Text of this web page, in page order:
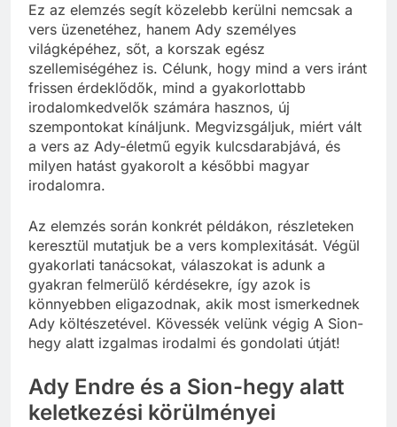
Ez az elemzés segít közelebb kerülni nemcsak a
vers üzenetéhez, hanem Ady személyes
világképéhez, sőt, a korszak egész
szellemiségéhez is. Célunk, hogy mind a vers iránt
frissen érdeklődők, mind a gyakorlottabb
irodalomkedvelők számára hasznos, új
szempontokat kínáljunk. Megvizsgáljuk, miért vált
a vers az Ady-életmű egyik kulcsdarabjává, és
milyen hatást gyakorolt a későbbi magyar
irodalomra.
Az elemzés során konkrét példákon, részleteken
keresztül mutatjuk be a vers komplexitását. Végül
gyakorlati tanácsokat, válaszokat is adunk a
gyakran felmerülő kérdésekre, így azok is
könnyebben eligazodnak, akik most ismerkednek
Ady költészetével. Kövessék velünk végig A Sion-
hegy alatt izgalmas irodalmi és gondolati útját!
Ady Endre és a Sion-hegy alatt
keletkezési körülményei